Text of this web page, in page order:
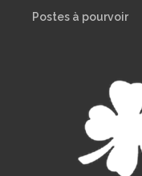
Postes à pourvoir